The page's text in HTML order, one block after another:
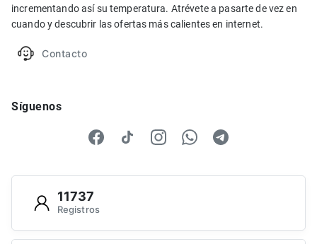
incrementando así su temperatura. Atrévete a pasarte de vez en
cuando y descubrir las ofertas más calientes en internet.
Contacto
Síguenos
11737
Registros